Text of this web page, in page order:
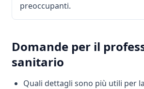
preoccupanti.
Domande per il
sanitario
Quali dettagli sono più utili per